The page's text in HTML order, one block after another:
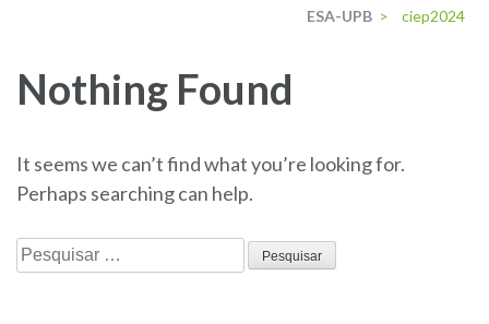
ESA-UPB > ciep2024
Nothing Found
It seems we can’t find what you’re looking for.
Perhaps searching can help.